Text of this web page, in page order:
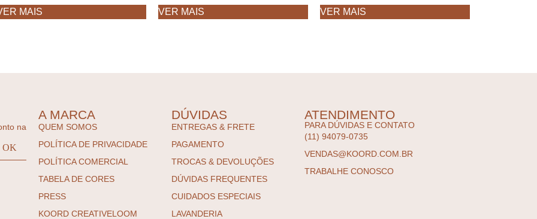
MAIS
VER MAIS
VER MAIS
na
A MARCA
QUEM SOMOS
POLÍTICA DE PRIVACIDADE
POLÍTICA COMERCIAL
TABELA DE CORES
PRESS
KOORD CREATIVELOOM
DÚVIDAS
ENTREGAS & FRETE
PAGAMENTO
TROCAS & DEVOLUÇÕES
DÚVIDAS FREQUENTES
CUIDADOS ESPECIAIS
LAVANDERIA
ATENDIMENTO
PARA DÚVIDAS E CONTATO
(11) 94079-0735
VENDAS@KOORD.COM.BR
TRABALHE CONOSCO